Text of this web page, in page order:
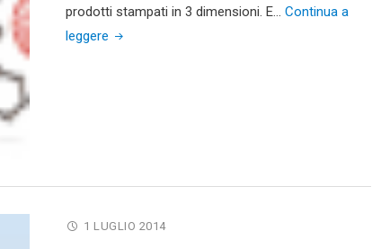
prodotti stampati in 3 dimensioni. E… Continua a
leggere "Amazon
1 LUGLIO 2014